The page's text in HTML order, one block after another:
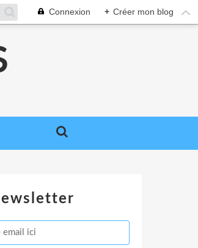
Connexion + Créer mon blog